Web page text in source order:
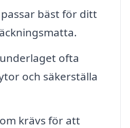
bäst för ditt
ofta
och säkerställa
krävs för att